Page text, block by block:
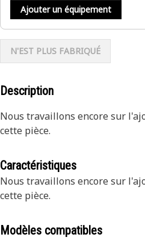
Ajouter un équipement
N'EST PLUS FABRIQUÉ
Description
Nous travaillons encore sur
cette pièce.
Caractéristiques
Nous travaillons encore sur
cette pièce.
Modèles compatibles